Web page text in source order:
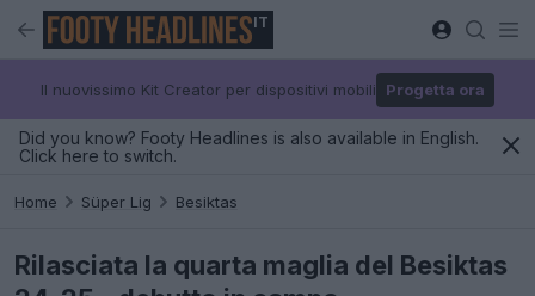
IT
Il nuovissimo Kit Creator per dispositivi mobili Progetta ora
Did you know? Footy Headlines is also available in English.
Click here to switch.
Home Süper Lig Besiktas
Rilasciata la quarta maglia del Besiktas